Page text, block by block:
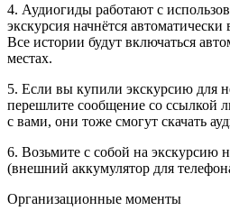
4. Аудиогиды работают с
экскурсия начнётся
Все истории будут включаться
местах.
5. Если вы купили экскурсию для
перешлите сообщение со ссылкой
с вами, они тоже смогут скачать
6. Возьмите с собой на экскурсию
(внешний аккумулятор для
Организационные моменты